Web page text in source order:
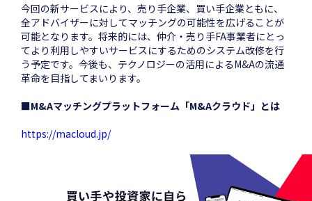
今回の新サービスにより、売り手企業、買い手企業ともに、
全アドバイザーに対してマッチングの可能性を広げることが
可能となります。将来的には、仲介・売り手FA事業者にとっ
てより利用しやすいサービスにするためのシステム改修を行
う予定です。今後も、テクノロジーの活用によるM&Aの流通
革命を目指してまいります。
■M&Aマッチングプラットフォーム「M&Aクラウド」とは
https://macloud.jp/